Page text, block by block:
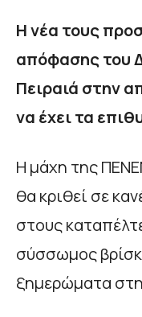
Η νέα τους
απόφασης του
Πειραιά στην
να έχει τα
Η μάχη της
θα κριθεί σε
στους
σύσσωμος
ξημερώματα